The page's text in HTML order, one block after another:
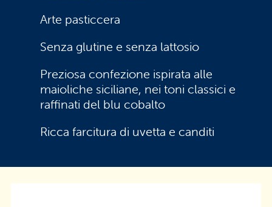
Arte pasticcera
Senza glutine e senza lattosio
Preziosa confezione ispirata alle
maioliche siciliane, nei toni classici e
raffinati del blu cobalto
Ricca farcitura di uvetta e canditi